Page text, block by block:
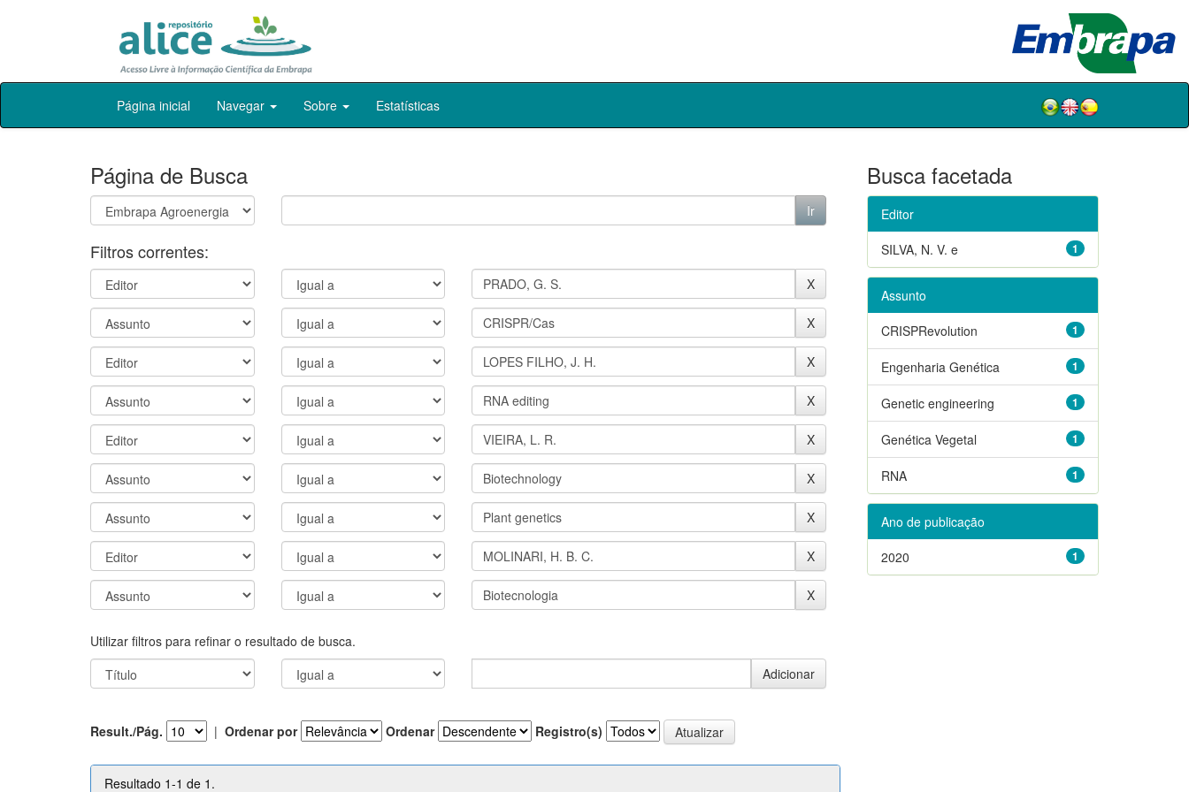
Skip
Página inicial Navegar Sobre Estatísticas
Página de Busca
Filtros correntes:
Utilizar filtros para refinar o resultado de busca.
Result./Pág. | Ordenar por Ordenar Registro(s)
Resultado 1-1 de 1.
Busca facetada
Editor
1
SILVA, N. V. e
Assunto
1
CRISPRevolution
1
Engenharia Genética
1
Genetic engineering
1
Genética Vegetal
1
RNA
Ano de publicação
1
2020